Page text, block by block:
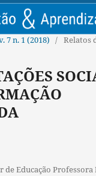
7 n. 1 (2018) / Relatos
Educação Professora